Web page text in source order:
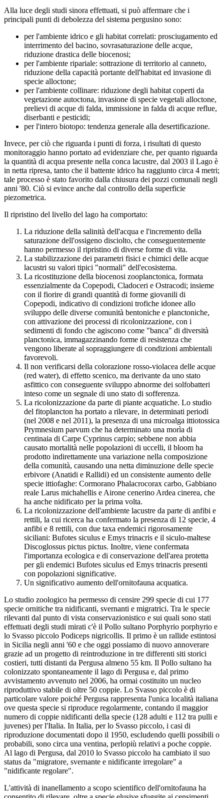
Alla luce degli studi sinora effettuati, si può affermare che i
principali punti di debolezza del sistema pergusino sono:
per l'ambiente idrico e gli habitat correlati: prosciugamento ed
interrimento del bacino, sovrasaturazione delle acque,
riduzione drastica delle biocenosi;
per l'ambiente ripariale: sottrazione di territorio al canneto,
riduzione della capacità portante dell'habitat ed invasione di
specie alloctone;
per l'ambiente collinare: riduzione degli habitat coperti da
vegetazione autoctona, invasione di specie vegetali alloctone,
prelievi di acque di falda, immissione in falda di acque reflue,
diserbanti e pesticidi;
per l'intero biotopo: tendenza generale alla desertificazione.
Invece, per ciò che riguarda i punti di forza, i risultati di questo
monitoraggio hanno portato ad evidenziare che, per quanto riguarda
la quantità di acqua presente nella conca lacustre, dal 2003 il Lago è
in netta ripresa, tanto che il battente idrico ha raggiunto circa 4 metri;
tale processo è stato favorito dalla chiusura dei pozzi comunali negli
anni '80. Ciò si evince anche dal controllo della superficie
piezometrica.
Il ripristino del livello del lago ha comportato:
La riduzione della salinità dell'acqua e l'incremento della
saturazione dell'ossigeno disciolto, che conseguentemente
hanno permesso il ripristino di diverse forme di vita.
La stabilizzazione dei parametri fisici e chimici delle acque
lacustri su valori tipici "normali" dell'ecosistema.
La ricostituzione della biocenosi zooplanctonica, formata
essenzialmente da Copepodi, Cladoceri e Ostracodi; insieme
con il fiorire di grandi quantità di forme giovanili di
Copepodi, indicativo di condizioni trofiche idonee allo
sviluppo delle diverse comunità bentoniche e planctoniche,
con attivazione dei processi di ricolonizzazione, con i
sedimenti di fondo che agiscono come "banca" di diversità
planctonica, immagazzinando forme di resistenza che
vengono liberate al sopraggiungere di condizioni ambientali
favorevoli.
Il non verificarsi della colorazione rosso-violacea delle acque
(red water), di effetto scenico, ma derivante da uno stato
asfittico con conseguente sviluppo abnorme dei solfobatteri
inteso come un segnale di uno stato di sofferenza.
La ricolonizzazione da parte di piante acquatiche. Lo studio
del fitoplancton ha portato a rilevare, in determinati periodi
(nel 2008 e nel 2011), la presenza di una microalga ittiotossica
Prymnesium parvum che ha determinato una morìa di
centinaia di Carpe Cyprinus carpio; sebbene non abbia
causato mortalità nelle popolazioni di uccelli, il bloom ha
prodotto indirettamente una variazione nella composizione
della comunità, causando una netta diminuzione delle specie
erbivore (Anatidi e Rallidi) ed un consistente aumento delle
specie ittiofaghe: Cormorano Phalacrocorax carbo, Gabbiano
reale Larus michahellis e Airone cenerino Ardea cinerea, che
ha anche nidificato per la prima volta.
La ricolonizzazione dell'ambiente lacustre da parte di anfibi e
rettili, la cui ricerca ha confermato la presenza di 12 specie, 4
anfibi e 8 rettili, con due taxa endemici rigorosamente
siciliani: Bufotes siculus e Emys trinacris e il siculo-maltese
Discoglossus pictus pictus. Inoltre, viene confermata
l'importanza ecologica e di conservazione dell'area protetta
per gli endemici Bufotes siculus ed Emys trinacris presenti
con popolazioni significative.
Un significativo aumento dell'ornitofauna acquatica.
Lo studio zoologico ha permesso di censire 299 specie di cui 177
specie ornitiche tra nidificanti, svernanti e migratrici. Tra le specie
rilevanti dal punto di vista conservazionistico e sui quali sono stati
effettuati degli studi mirati c'è il Pollo sultano Porphyrio porphyrio e
lo Svasso piccolo Podiceps nigricollis. Il primo è un rallide estintosi
in Sicilia negli anni '60 e che oggi possiamo di nuovo annoverare
grazie ad un progetto di reintroduzione in tre differenti siti storici
costieri, tutti distanti da Pergusa almeno 55 km. Il Pollo sultano ha
colonizzato spontaneamente il lago di Pergusa e, dal primo
avvistamento avvenuto nel 2006, ha ormai costituito un nucleo
riproduttivo stabile di oltre 50 coppie. Lo Svasso piccolo è di
particolare valore poiché Pergusa rappresenta l'unica località italiana
ove questa specie si riproduce regolarmente, contando il maggior
numero di coppie nidificanti della specie (128 adulti e 112 tra pulli e
juvenes) per l'Italia. In Italia, per lo Svasso piccolo, i casi di
riproduzione documentati dopo il 1950, escludendo quelli possibili o
probabili, sono circa una ventina, perlopiù relativi a poche coppie.
Al lago di Pergusa, dal 2010 lo Svasso piccolo ha cambiato il suo
status da "migratore, svernante e nidificante irregolare" a
"nidificante regolare".
L'attività di inanellamento a scopo scientifico dell'ornitofauna ha